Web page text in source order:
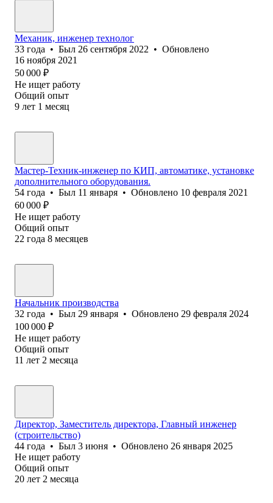
Механик, инженер технолог
33 года • Был 26 сентября 2022 • Обновлено
16 ноября 2021
50 000 ₽
Не ищет работу
Общий опыт
9 лет 1 месяц
Мастер-Техник-инженер по КИП, автоматике, установке
дополнительного оборудования.
54 года • Был 11 января • Обновлено 10 февраля 2021
60 000 ₽
Не ищет работу
Общий опыт
22 года 8 месяцев
Начальник производства
32 года • Был 29 января • Обновлено 29 февраля 2024
100 000 ₽
Не ищет работу
Общий опыт
11 лет 2 месяца
Директор, Заместитель директора, Главный инженер
(строительство)
44 года • Был 3 июня • Обновлено 26 января 2025
Не ищет работу
Общий опыт
20 лет 2 месяца